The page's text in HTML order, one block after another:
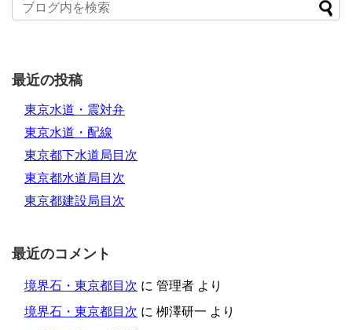
最近の投稿
東京水道・震対弁
東京水道・配線
東京都下水道局目次
東京都水道局目次
東京都建設局目次
最近のコメント
境界石・東京都目次 に 管理者 より
境界石・東京都目次 に 栁澤研一 より